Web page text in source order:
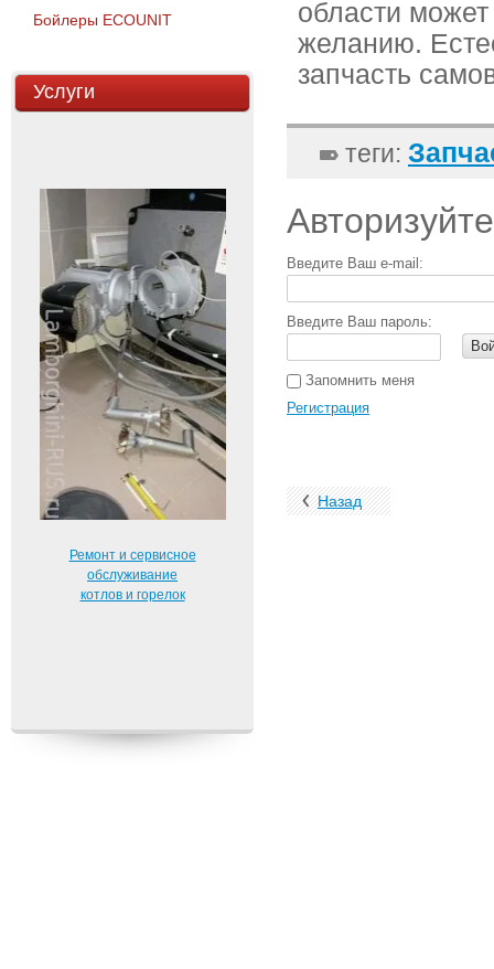
Бойлеры ECOUNIT
Услуги
Ремонт и сервисное
обслуживание
котлов и горелок
области
желанию.
запчасть
теги:
Введите Ваш e-mail:
Введите Ваш пароль:
Запомнить меня
Регистрация
Назад